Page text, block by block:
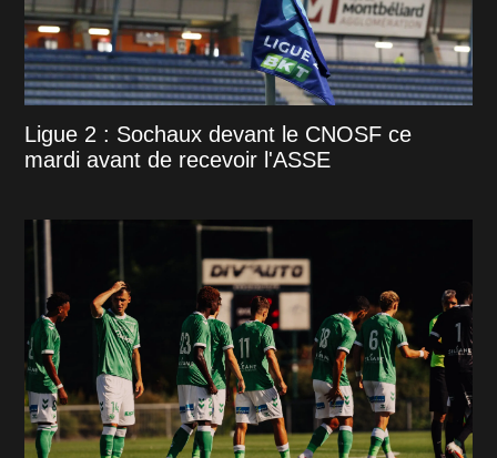
Ligue 2 : Sochaux devant le CNOSF ce
mardi avant de recevoir l'ASSE